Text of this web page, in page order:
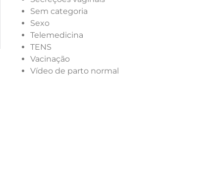
Sem categoria
Sexo
Telemedicina
TENS
Vacinação
Vídeo de parto normal